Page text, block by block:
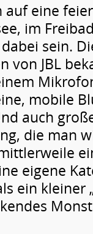
auf eine
im
sein.
von JBL
mobile
auch
die man
eigene
ein kleiner